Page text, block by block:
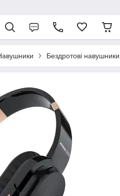
Бездротові